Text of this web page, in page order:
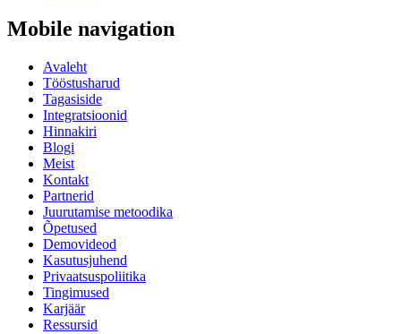
Mobile navigation
Avaleht
Tööstusharud
Tagasiside
Integratsioonid
Hinnakiri
Blogi
Meist
Kontakt
Partnerid
Juurutamise metoodika
Õpetused
Demovideod
Kasutusjuhend
Privaatsuspoliitika
Tingimused
Karjäär
Ressursid